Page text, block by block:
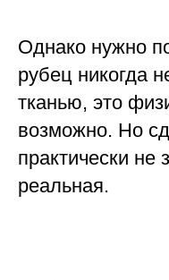
Однако нужно
рубец никогда
тканью, это
возможно. Но
практически не
реальная.